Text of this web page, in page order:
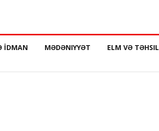
İDMAN MƏDƏNIYYƏT ELM VƏ TƏHSIL